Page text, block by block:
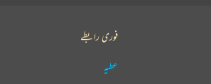
فوری رابطے
عطیہ